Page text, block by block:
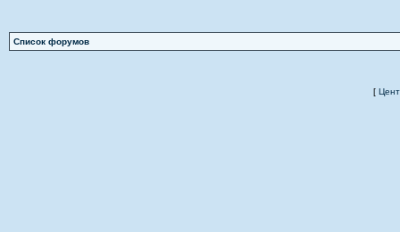
Список форумов
[